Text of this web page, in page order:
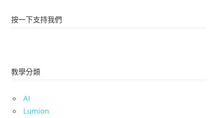
按一下支持我們
教學分類
AI
Lumion